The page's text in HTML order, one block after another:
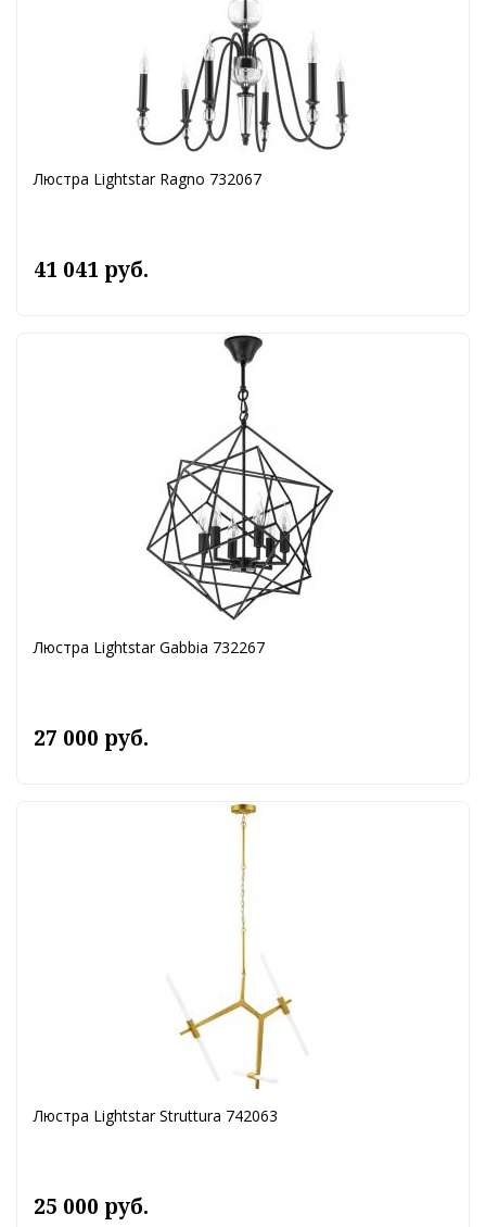
Люстра Lightstar Ragno 732067
41 041 руб.
Люстра Lightstar Gabbia 732267
27 000 руб.
Люстра Lightstar Struttura 742063
25 000 руб.